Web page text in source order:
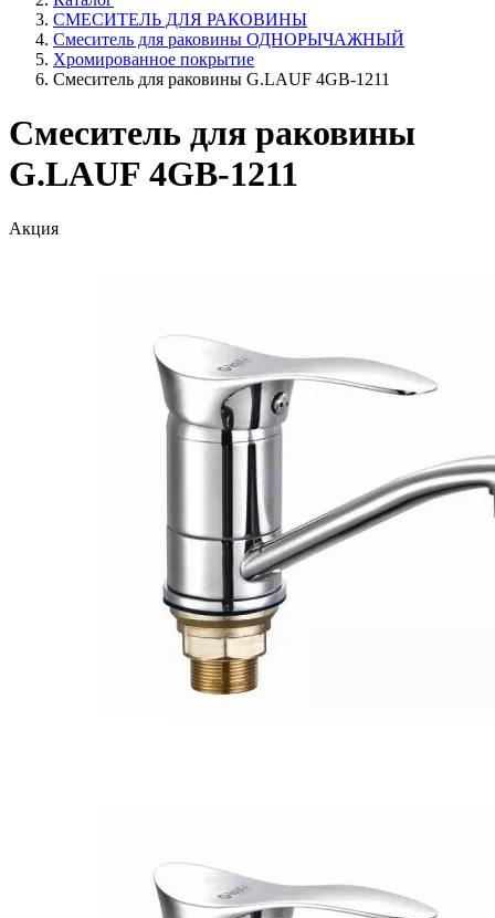
СМЕСИТЕЛЬ ДЛЯ РАКОВИНЫ
Смеситель для раковины ОДНОРЫЧАЖНЫЙ
Хромированное покрытие
Смеситель для раковины G.LAUF 4GB-1211
Смеситель для раковины
G.LAUF 4GB-1211
Акция